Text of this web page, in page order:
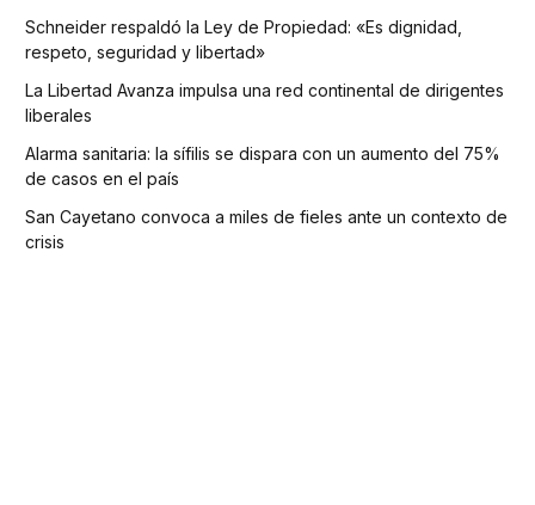
Schneider respaldó la Ley de Propiedad: «Es dignidad,
respeto, seguridad y libertad»
La Libertad Avanza impulsa una red continental de dirigentes
liberales
Alarma sanitaria: la sífilis se dispara con un aumento del 75%
de casos en el país
San Cayetano convoca a miles de fieles ante un contexto de
crisis